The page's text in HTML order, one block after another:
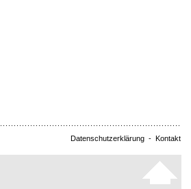
Datenschutzerklärung - Kontakt